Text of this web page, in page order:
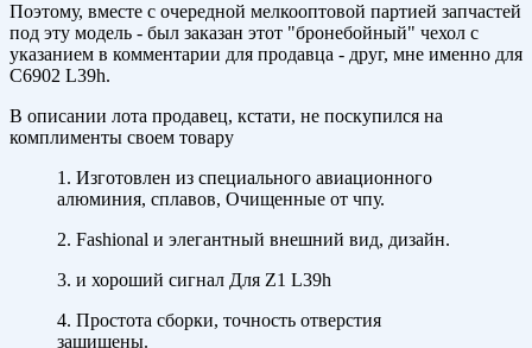
Поэтому, вместе с очередной мелкооптовой партией запчастей
под эту модель - был заказан этот "бронебойный" чехол с
указанием в комментарии для продавца - друг, мне именно для
C6902 L39h.
В описании лота продавец, кстати, не поскупился на
комплименты своем товару
1. Изготовлен из специального авиационного
алюминия, сплавов, Очищенные от чпу.
2. Fashional и элегантный внешний вид, дизайн.
3. и хороший сигнал Для Z1 L39h
4. Простота сборки, точность отверстия
защищены.